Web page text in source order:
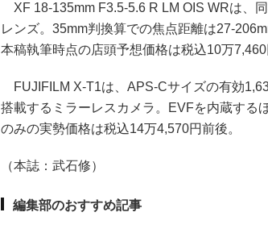
XF 18-135mm F3.5-5.6 R LM OIS WRは、
レンズ。35mm判換算での焦点距離は27-
本稿執筆時点の店頭予想価格は税込10万7,460
FUJIFILM X-T1は、APS-Cサイズの有効
搭載するミラーレスカメラ。EVFを内蔵する
のみの実勢価格は税込14万4,570円前後。
（本誌：武石修）
編集部のおすすめ記事